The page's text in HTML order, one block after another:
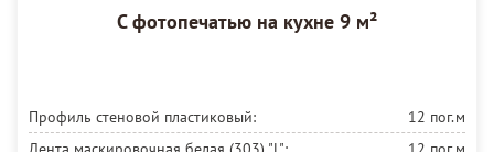
С фотопечатью на кухне 9 м²
Профиль стеновой пластиковый:
12 пог.м